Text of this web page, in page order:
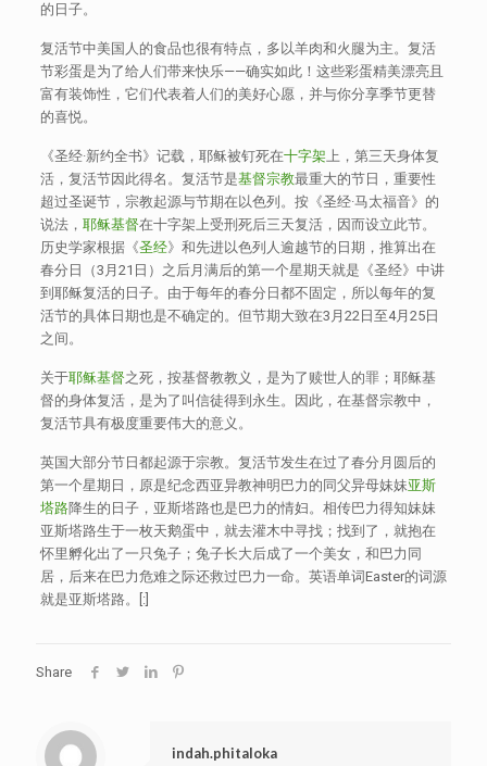
的日子。
复活节中美国人的食品也很有特点，多以羊肉和火腿为主。复活
节彩蛋是为了给人们带来快乐——确实如此！这些彩蛋精美漂亮且
富有装饰性，它们代表着人们的美好心愿，并与你分享季节更替
的喜悦。
《圣经·新约全书》记载，耶稣被钉死在十字架上，第三天身体复
活，复活节因此得名。复活节是基督宗教最重大的节日，重要性
超过圣诞节，宗教起源与节期在以色列。按《圣经·马太福音》的
说法， 耶稣基督在十字架上受刑死后三天复活，因而设立此节。
历史学家根据《圣经》和先进以色列人逾越节的日期，推算出在
春分日（3月21日）之后月满后的第一个星期天就是《圣经》中讲
到耶稣复活的日子。由于每年的春分日都不固定，所以每年的复
活节的具体日期也是不确定的。但节期大致在3月22日至4月25日
之间。
关于耶稣基督之死，按基督教教义，是为了赎世人的罪；耶稣基
督的身体复活，是为了叫信徒得到永生。因此，在基督宗教中，
复活节具有极度重要伟大的意义。
英国大部分节日都起源于宗教。复活节发生在过了春分月圆后的
第一个星期日，原是纪念西亚异教神明巴力的同父异母妹妹亚斯
塔路降生的日子，亚斯塔路也是巴力的情妇。相传巴力得知妹妹
亚斯塔路生于一枚天鹅蛋中，就去灌木中寻找；找到了，就抱在
怀里孵化出了一只兔子；兔子长大后成了一个美女，和巴力同
居，后来在巴力危难之际还救过巴力一命。英语单词Easter的词源
就是亚斯塔路。[:]
Share
indah.phitaloka